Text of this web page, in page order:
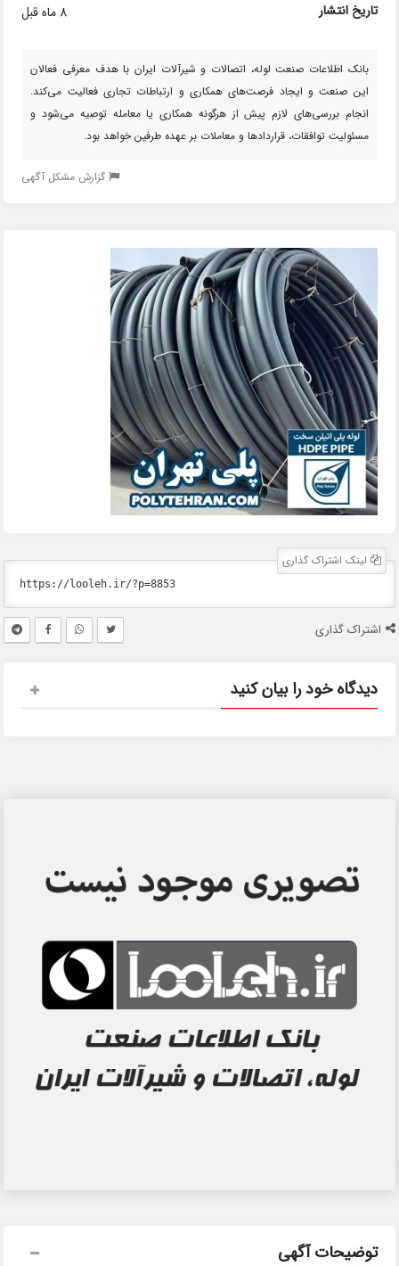
تاریخ انتشار 8 ماه قبل
بانک اطلاعات صنعت لوله، اتصالات و شیرآلات ایران با هدف معرفی فعالان
این صنعت و ایجاد فرصت‌های همکاری و ارتباطات تجاری فعالیت می‌کند.
انجام بررسی‌های لازم پیش از هرگونه همکاری یا معامله توصیه می‌شود و
مسئولیت توافقات، قراردادها و معاملات بر عهده طرفین خواهد بود.
گزارش مشکل آگهی
لینک اشتراک گذاری
اشتراک گذاری
دیدگاه خود را بیان کنید
توضیحات آگهی